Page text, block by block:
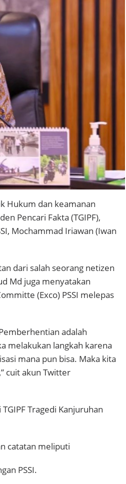
Hukum dan keamanan
Pencari Fakta (TGIPF),
Mochammad Iriawan (Iwan
dari salah seorang netizen
Md juga menyatakan
(Exco) PSSI melepas
adalah
melakukan langkah karena
mana pun bisa. Maka kita
cuit akun Twitter
Tragedi Kanjuruhan
catatan meliputi
PSSI.